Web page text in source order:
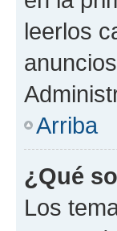
leerlos
Arriba
¿Qué
Los